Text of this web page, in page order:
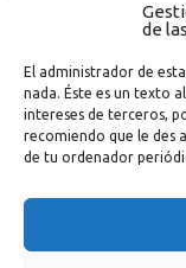
de
El administrador de
nada. Éste es un texto
intereses de terceros,
recomiendo que le des
de tu ordenador
(1 year ago)
Sobre esta wiki
Qué es esto